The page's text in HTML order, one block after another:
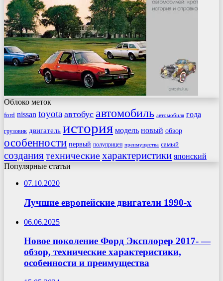
Облоко меток
ford nissan toyota автобус автомобиль автомобиля года
грузовик двигатель история модель новый обзор
особенности первый полуприцеп преимущества самый
созданиятехническиехарактеристики японский
Популярные статьи
07.10.2020
Лучшие европейские двигатели 1990-х
06.06.2025
Новое поколение Форд Эксплорер 2017- —
обзор, технические характеристики,
особенности и преимущества